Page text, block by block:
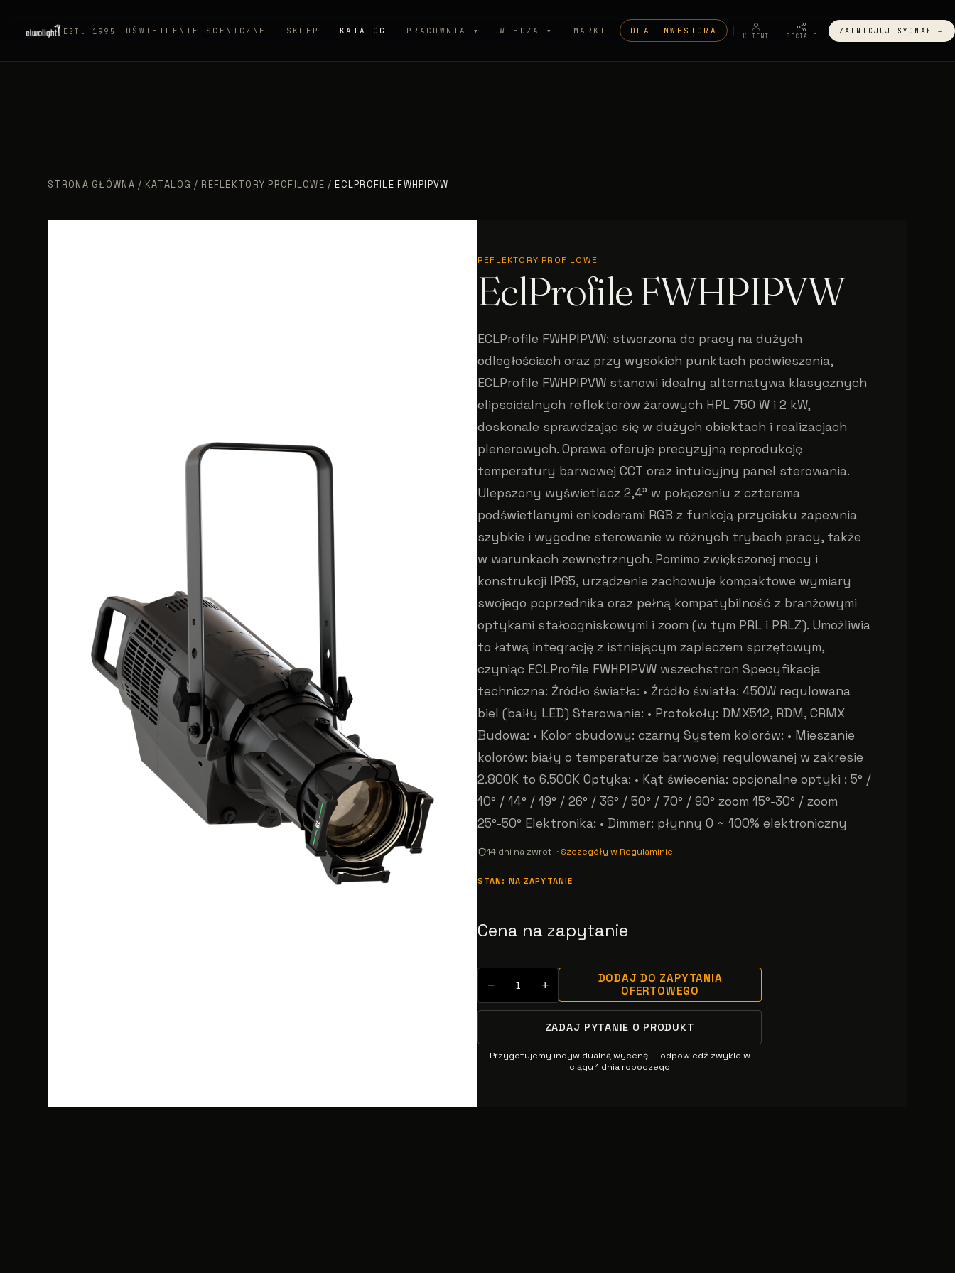
EST. 1995 OŚWIETLENIE SCENICZNE SKLEP KATALOG PRACOWNIA ▾ WIEDZA ▾ MARKI DLA INWESTORA
KLIENT SOCIALE
ZAINICJUJ SYGNAŁ →
STRONA GŁÓWNA / KATALOG / REFLEKTORY PROFILOWE / ECLPROFILE FWHPIPVW
REFLEKTORY PROFILOWE
EclProfile FWHPIPVW
ECLProfile FWHPIPVW: stworzona do pracy na dużych
odległościach oraz przy wysokich punktach podwieszenia,
ECLProfile FWHPIPVW stanowi idealny alternatywa klasycznych
elipsoidalnych reflektorów żarowych HPL 750 W i 2 kW,
doskonale sprawdzając się w dużych obiektach i realizacjach
plenerowych. Oprawa oferuje precyzyjną reprodukcję
temperatury barwowej CCT oraz intuicyjny panel sterowania.
Ulepszony wyświetlacz 2,4" w połączeniu z czterema
podświetlanymi enkoderami RGB z funkcją przycisku zapewnia
szybkie i wygodne sterowanie w różnych trybach pracy, także
w warunkach zewnętrznych. Pomimo zwiększonej mocy i
konstrukcji IP65, urządzenie zachowuje kompaktowe wymiary
swojego poprzednika oraz pełną kompatybilność z branżowymi
optykami stałoogniskowymi i zoom (w tym PRL i PRLZ). Umożliwia
to łatwą integrację z istniejącym zapleczem sprzętowym,
czyniąc ECLProfile FWHPIPVW wszechstron Specyfikacja
techniczna: Źródło światła: • Źródło światła: 450W regulowana
biel (baiły LED) Sterowanie: • Protokoły: DMX512, RDM, CRMX
Budowa: • Kolor obudowy: czarny System kolorów: • Mieszanie
kolorów: biały o temperaturze barwowej regulowanej w zakresie
2.800K to 6.500K Optyka: • Kąt świecenia: opcjonalne optyki : 5° /
10° / 14° / 19° / 26° / 36° / 50° / 70° / 90° zoom 15°-30° / zoom
25°-50° Elektronika: • Dimmer: płynny 0 ~ 100% elektroniczny
14 dni na zwrot · Szczegóły w Regulaminie
STAN: NA ZAPYTANIE
Cena na zapytanie
− +
DODAJ DO ZAPYTANIA
OFERTOWEGO
ZADAJ PYTANIE O PRODUKT
Przygotujemy indywidualną wycenę — odpowiedź zwykle w
ciągu 1 dnia roboczego